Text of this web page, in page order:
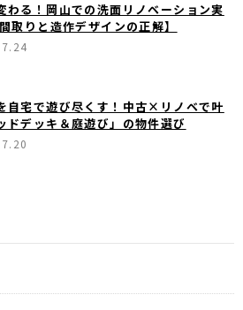
わる！岡山での洗面リノベーション実
取りと造作デザインの正解】
自宅で遊び尽くす！中古×リノベで叶
ドデッキ＆庭遊び」の物件選び